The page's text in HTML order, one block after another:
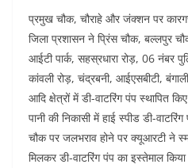
प्रमुख चौक, चौराहे और जंक्शन पर कारगर
जिला प्रशासन ने प्रिंस चौक, बल्लपुर
आईटी पार्क, सहस्रधारा रोड़, 06 नंबर
कांवली रोड़, चंद्रबनी, आईएसबीटी,
आदि क्षेत्रों में डी-वाटरिंग पंप स्थापित
पानी की निकासी में हाई स्पीड डी-
चौक पर जलभराव होने पर क्यूआरटी ने
मिलकर डी-वाटरिंग पंप का इस्तेमाल